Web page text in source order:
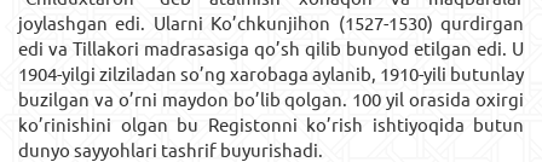
joylashgan edi. Ularni Ko’chkunjihon (1527-1530) qurdirgan
edi va Tillakori madrasasiga qo’sh qilib bunyod etilgan edi. U
1904-yilgi zilziladan so’ng xarobaga aylanib, 1910-yili butunlay
buzilgan va o’rni maydon bo’lib qolgan. 100 yil orasida oxirgi
ko’rinishini olgan bu Registonni ko’rish ishtiyoqida butun
dunyo sayyohlari tashrif buyurishadi.